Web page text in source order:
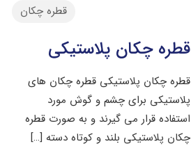
قطره چکان
قطره چکان پلاستیکی
قطره چکان پلاستیکی قطره چکان های
پلاستیکی برای چشم و گوش مورد
استفاده قرار می گیرند و به صورت قطره
چکان پلاستیکی بلند و کوتاه دسته […]